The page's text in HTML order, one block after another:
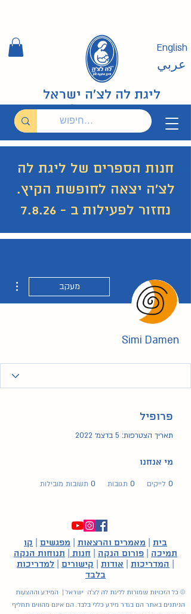
ליגת לה לצ'ה ישראל
English
عربي
חנות הספרים של ליגת לה
לצ'ה יצאה לחופשת הקיץ.
נחזור לפעילות ב - 7.8.26
מעקב
Simi Damen
פרופיל
תאריך הצטרפות: 5 בדצמ׳ 2022
מי אנחנו
0 לייקים 0 תגובות 0 תשובות מובילות
בית מאמרים והרצאות מפגשים
קו
תמיכה
פורום הנקה חנות
תנוחות הנקה
המדריכות אודות קישורים
למדריכות
בלבד
© כל הזכויות שמורות לליגת לה לצ'ה ישראל | המידע וההצעות
הניתנים באתר הם בגדר מידע כללי בלבד. הם אינם מהווים תחליף